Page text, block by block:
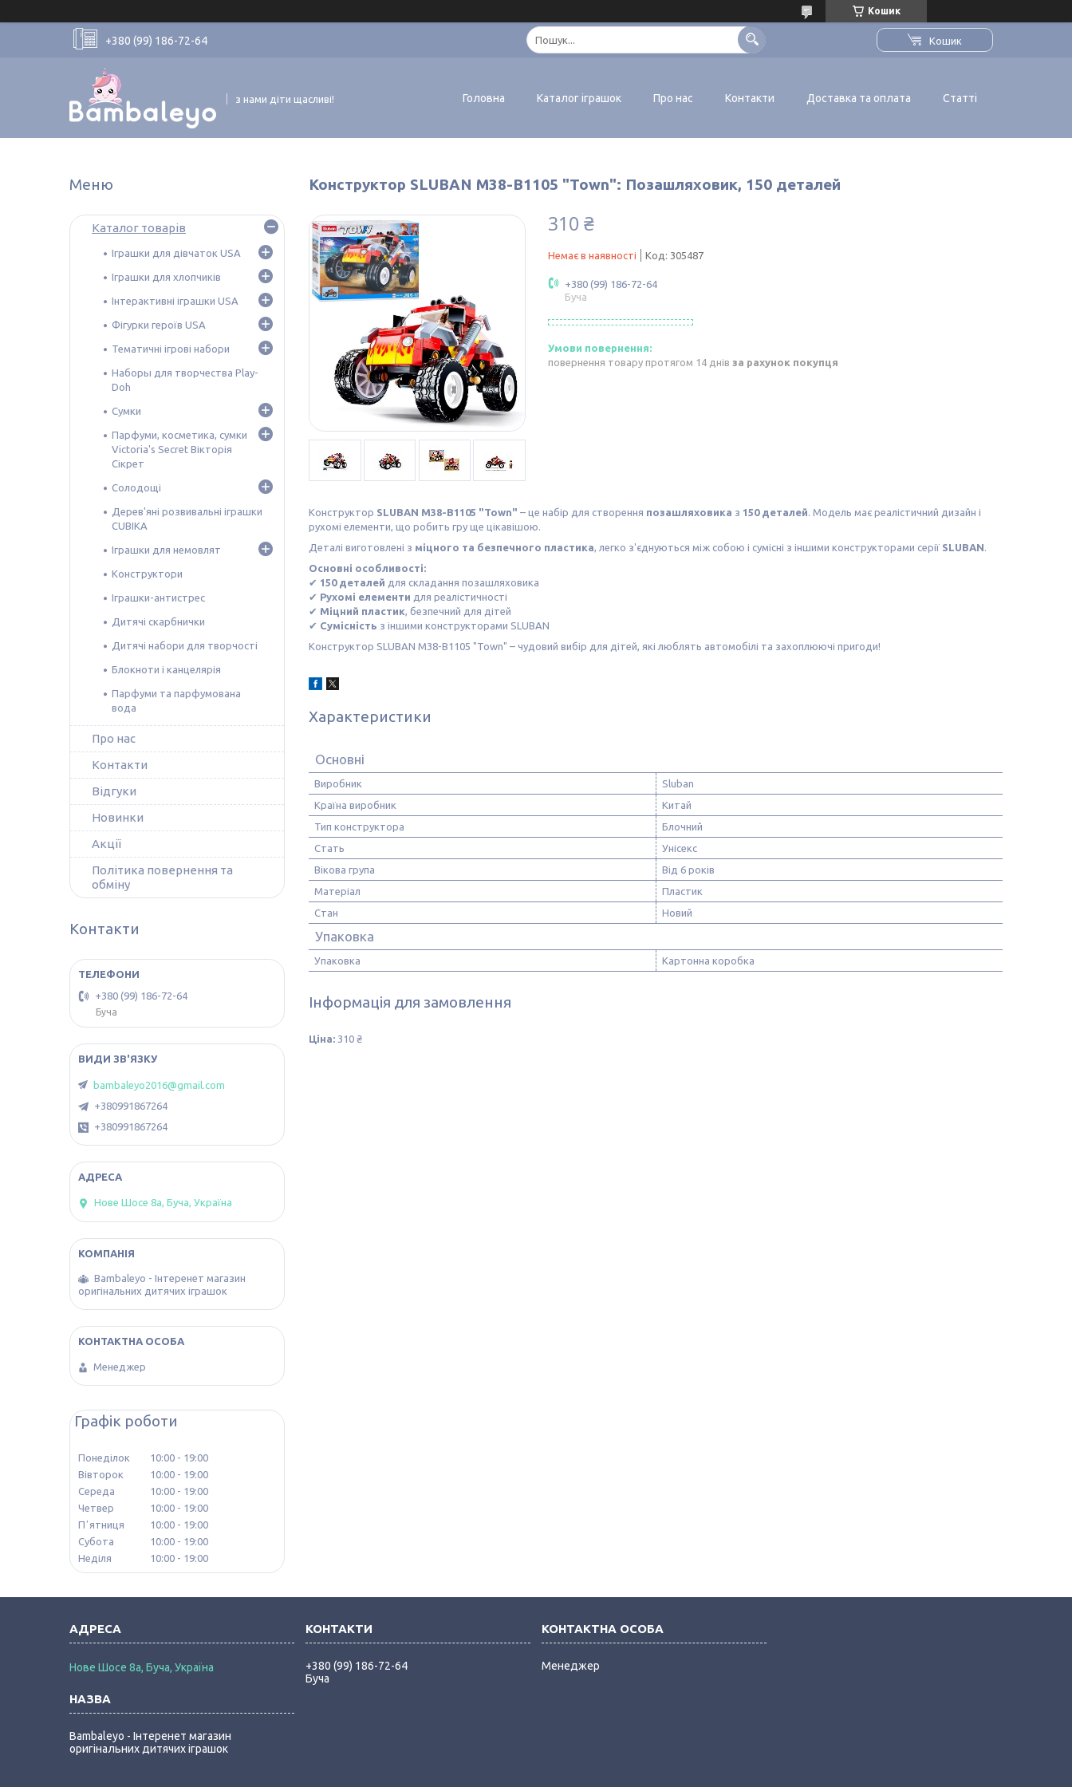
Кошик
+380 (99) 186-72-64 Кошик
з нами діти щасливі! Головна Каталог іграшок Про нас Контакти Доставка та оплата Статті
Конструктор SLUBAN M38-B1105 "Town": Позашляховик, 150 деталей
310 ₴
Немає в наявності Код: 305487
+380 (99) 186-72-64
Буча
повернення товару протягом 14 днів за рахунок покупця
Конструктор SLUBAN M38-B1105 "Town" – це набір для створення позашляховика з 150 деталей. Модель має реалістичний дизайн і
рухомі елементи, що робить гру ще цікавішою.
Деталі виготовлені з міцного та безпечного пластика, легко з'єднуються між собою і сумісні з іншими конструкторами серії SLUBAN.
Основні особливості:
✔ 150 деталей для складання позашляховика
✔ Рухомі елементи для реалістичності
✔ Міцний пластик, безпечний для дітей
✔ Сумісність з іншими конструкторами SLUBAN
Конструктор SLUBAN M38-B1105 "Town" – чудовий вибір для дітей, які люблять автомобілі та захоплюючі пригоди!
Характеристики
Основні
Виробник
Sluban
Країна виробник
Китай
Тип конструктора
Блочний
Стать
Унісекс
Вікова група
Від 6 років
Матеріал
Пластик
Стан
Новий
Упаковка
Упаковка Картонна коробка
Інформація для замовлення
Ціна: 310 ₴
Каталог товарів
Іграшки для дівчаток USA
Іграшки для хлопчиків
Інтерактивні іграшки USA
Фігурки героїв USA
Тематичні ігрові набори
Наборы для творчества Play-
Doh
Сумки
Парфуми, косметика, сумки
Victoria's Secret Вікторія
Сікрет
Солодощі
Дерев'яні розвивальні іграшки
CUBIKA
Іграшки для немовлят
Конструктори
Іграшки-антистрес
Дитячі скарбнички
Дитячі набори для творчості
Блокноти і канцелярія
Парфуми та парфумована
вода
Про нас
Контакти
Відгуки
Новинки
Акції
Політика повернення та
обміну
Контакти
+380 (99) 186-72-64
Буча
bambaleyo2016@gmail.com
+380991867264
+380991867264
Нове Шосе 8а, Буча, Україна
Bambaleyo - Інтеренет магазин
оригінальних дитячих іграшок
Менеджер
Графік роботи
Понеділок 10:00
19:00
Вівторок
10:00
19:00
Середа
10:00
19:00
Четвер
10:00
19:00
Пʼятниця
10:00
19:00
Субота
10:00
19:00
Неділя
10:00 19:00
Нове Шосе 8а, Буча, Україна
Bambaleyo - Інтеренет магазин
оригінальних дитячих іграшок
+380 (99) 186-72-64
Буча
Менеджер